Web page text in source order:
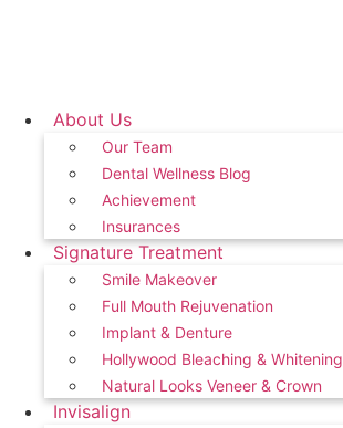
About Us
Our Team
Dental Wellness Blog
Achievement
Insurances
Signature Treatment
Smile Makeover
Full Mouth Rejuvenation
Implant & Denture
Hollywood Bleaching & Whitening
Natural Looks Veneer & Crown
Invisalign